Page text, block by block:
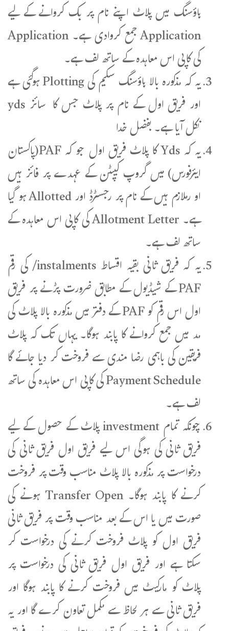
ہاؤسنگ میں پلاٹ اپنے نام پر بک کروانے کے لیے
Application جمع کروادی ہے۔ Application
کی کاپی اس معاہدہ کے ساتھ لف ہے۔
یہ کہ مذکورہ بالا ہاؤسنگ سکیم کی Plotting ہوگئی ہے
اور فریق اول کے نام پر پلاٹ جس کا سائز yds
نکل آیا ہے۔ بفضل خدا
یہ کہ Yds کا پلاٹ فریق اول جو کہ PAF(پاکستان
ایئرفورس) میں گروپ کیپٹن کے عہدے پر فائز ہیں
او رملازم ہیں کے نام پر رجسٹرڈ اور Allotted ہو گیا
ہے۔ Allotment Letter کی کاپی اس معاہدہ کے
ساتھ لف ہے۔
یہ کہ فریق ثانی بقیہ اقساط instalments/ کی رقم
PAF کے شیڈیول کے مطابق ضرورت پڑنے پر فریق
اول اس رقم کو PAF کے دفتر میں مذکورہ بالا پلاٹ کی
مد میں جمع کروانے کا پابند ہوگا۔ یہاں تک کہ پلاٹ
فریقین کی باہمی رضا مندی سے فروخت کر دیا جائے گا
Payment Schedule کی کاپی اس معاہدہ کی ساتھ
لف ہے۔
چونکہ تمام investment پلاٹ کے حصول کے لیے
فریق ثانی کی ہوگی اس لیے فریق اول فریق ثانی کی
درخواست پر مذکورہ بالا پلاٹ مناسب وقت پر فروخت
کرنے کا پابند ہوگا۔ Transfer Open ہونے کی
صورت میں یا اس کے بعد مناسب وقت پر فریق ثانی
فریق اول کو پلاٹ فروخت کرنے کی درخواست کر
سکتا ہے اور فریق اول فریق ثانی کی درخواست پر
پلاٹ کو مارکیٹ میں فروخت کرنے کا پابند ہوگا اور
فریق ثانی سے ہر لحاظ سے مکمل تعاون کرے گا اور یہ